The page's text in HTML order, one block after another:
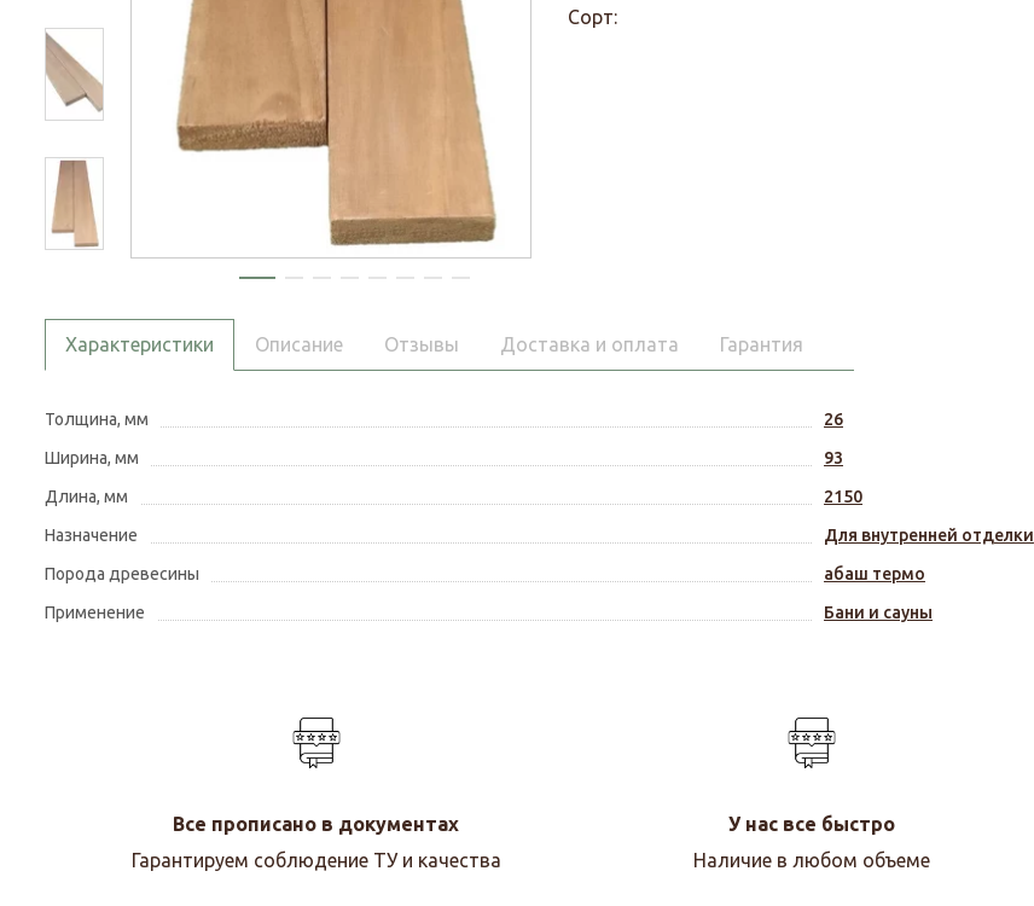
Сорт:
Характеристики Описание Отзывы Доставка и оплата Гарантия
Толщина, мм
26
Ширина, мм
93
Длина, мм
2150
Назначение
Для внутренней отделки
Порода древесины
абаш термо
Применение
Бани и сауны
Все прописано в документах
Гарантируем соблюдение ТУ и качества
У нас все быстро
Наличие в любом объеме